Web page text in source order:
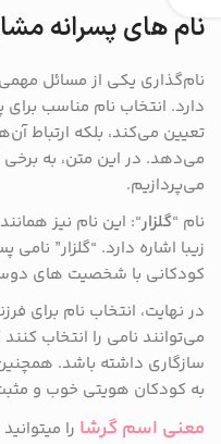
نام های پسرانه
نام‌گذاری یکی از مسائل
دارد. انتخاب نام مناسب
تعیین می‌کند، بلکه ارتباط
می‌دهد. در این متن، به برخی
می‌پردازیم.
نام “گلزار“: این نام نیز
زیبا اشاره دارد. “گلزار”
کودکانی با شخصیت ‌های
در نهایت، انتخاب نام برای
می‌توانند نامی را انتخاب
سازگاری داشته باشد.
به کودکان هویتی خوب و
معنی اسم گرشا را